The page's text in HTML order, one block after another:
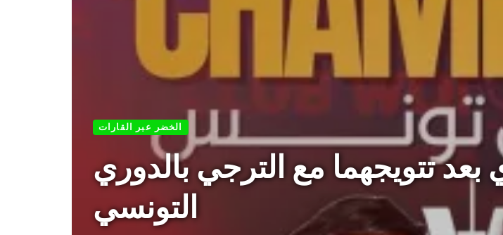
الخضر عبر القارات
تتويجهما مع الترجي بالدوري
التونسي